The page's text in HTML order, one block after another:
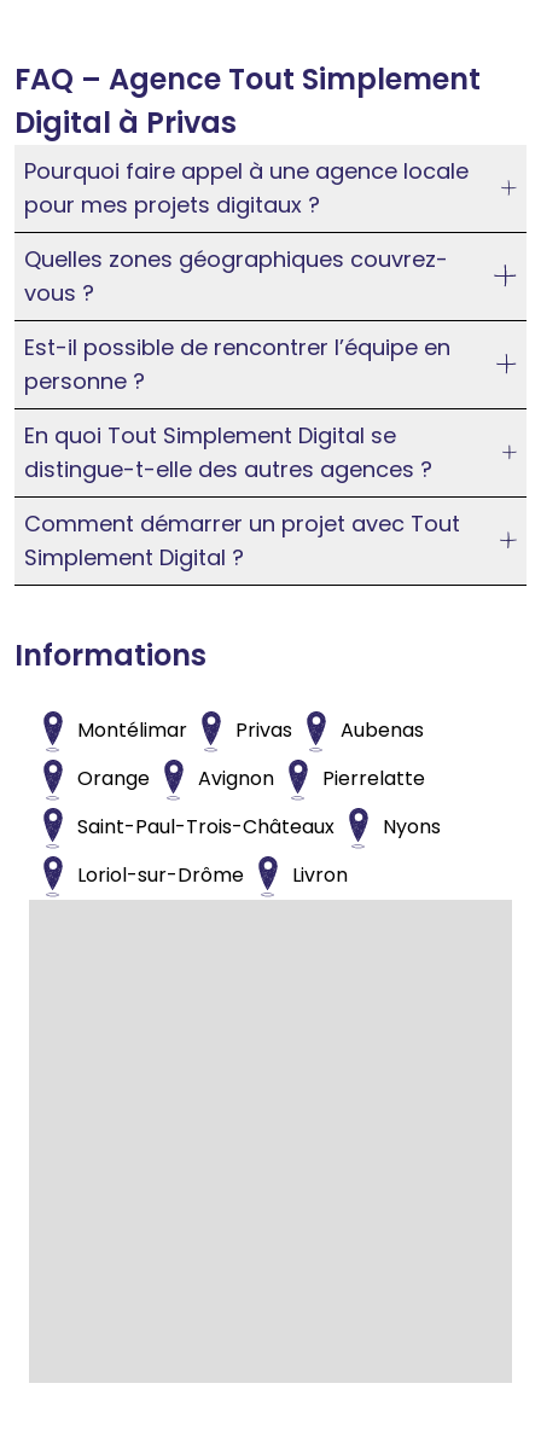
FAQ – Agence Tout Simplement
Digital à Privas
Pourquoi faire appel à une agence locale
pour mes projets digitaux ?
Quelles zones géographiques couvrez-
vous ?
Est-il possible de rencontrer l’équipe en
personne ?
En quoi Tout Simplement Digital se
distingue-t-elle des autres agences ?
Comment démarrer un projet avec Tout
Simplement Digital ?
Informations
Montélimar Privas
Aubenas
Orange
Avignon
Pierrelatte
Saint-Paul-Trois-Châteaux
Nyons
Loriol-sur-Drôme
Livron